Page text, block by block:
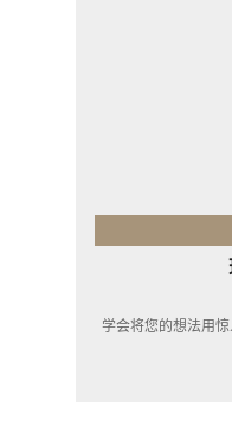
学会将您的想法用惊